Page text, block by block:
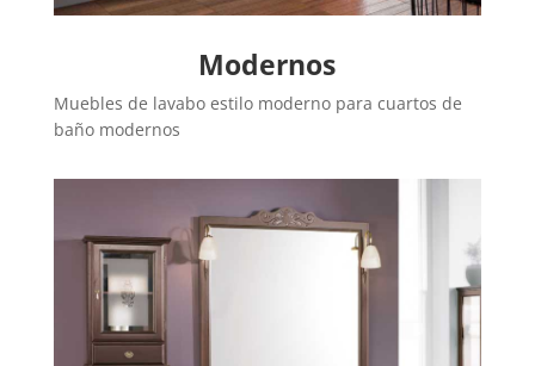
Modernos
Muebles de lavabo estilo moderno para cuartos de
baño modernos